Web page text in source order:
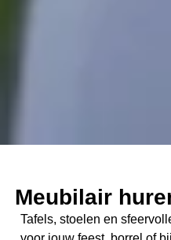
Meubilair
Tafels, stoelen en